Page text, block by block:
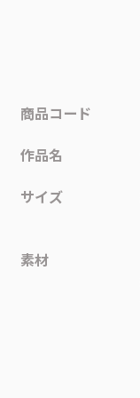
商品コード
作品名
サイズ
素材